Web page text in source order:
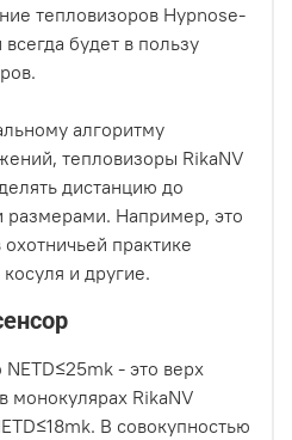
тепловизоров Hypnose-
будет в пользу
алгоритму
тепловизоры RikaNV
дистанцию до
размерами. Например, это
практике
и другие.
- это верх
монокулярах RikaNV
В совокупностью